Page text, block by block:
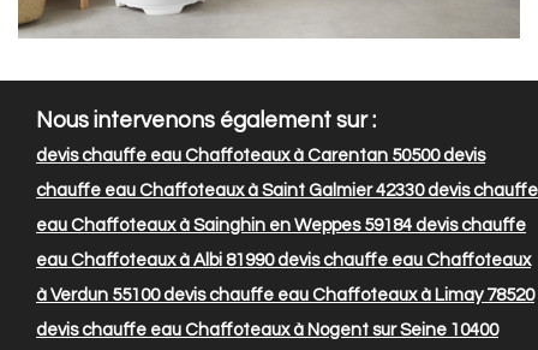
Nous intervenons également sur :
devis chauffe eau Chaffoteaux à Carentan 50500devis
chauffe eau Chaffoteaux à Saint Galmier 42330devis chauffe
eau Chaffoteaux à Sainghin en Weppes 59184 devis chauffe
eau Chaffoteaux à Albi 81990devis chauffe eau Chaffoteaux
à Verdun 55100devis chauffe eau Chaffoteaux à Limay 78520
devis chauffe eau Chaffoteaux à Nogent sur Seine 10400